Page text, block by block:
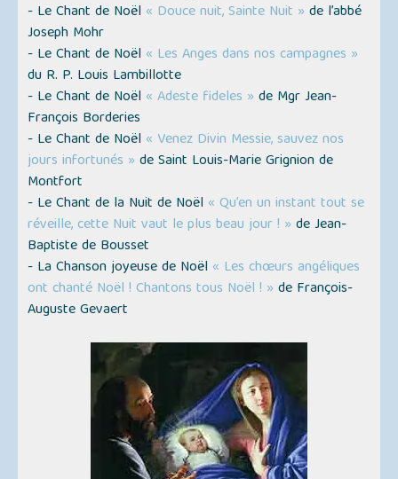
- Le Chant de Noël « Douce nuit, Sainte Nuit » de l’abbé
Joseph Mohr
- Le Chant de Noël « Les Anges dans nos campagnes »
du R. P. Louis Lambillotte
- Le Chant de Noël « Adeste fideles » de Mgr Jean-
François Borderies
- Le Chant de Noël « Venez Divin Messie, sauvez nos
jours infortunés » de Saint Louis-Marie Grignion de
Montfort
- Le Chant de la Nuit de Noël « Qu’en un instant tout se
réveille, cette Nuit vaut le plus beau jour ! » de Jean-
Baptiste de Bousset
- La Chanson joyeuse de Noël « Les chœurs angéliques
ont chanté Noël ! Chantons tous Noël ! » de François-
Auguste Gevaert